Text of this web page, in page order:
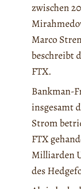
zwischen
Marco
beschreibt
FTX.
Bankman-
insgesamt
Strom
FTX
Milliarden
des